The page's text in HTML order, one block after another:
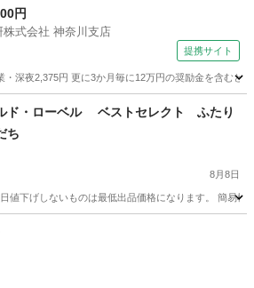
円
株式会社 神奈川支店
提携サイト
深夜2,375円 更に3か月毎に12万円の奨励金を含む
ド・ローベル ベストセレクト ふたり
ち
8月8日
値下げしないものは最低出品価格になります。 簡易